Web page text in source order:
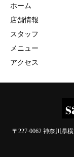
ホーム
店舗情報
スタッフ
メニュー
アクセス
〒227-0062 神奈川県